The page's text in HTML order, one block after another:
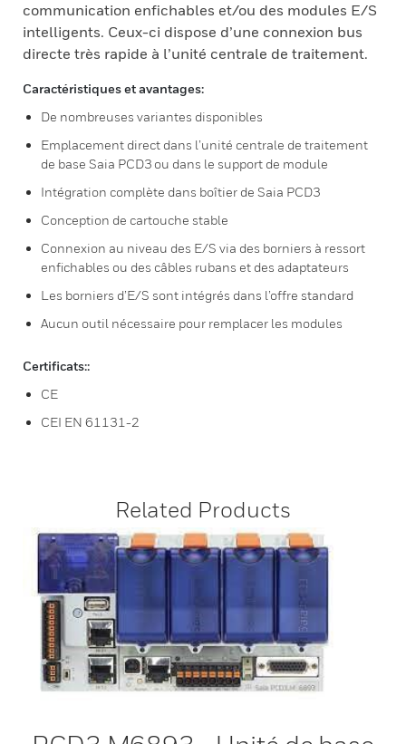
communication enfichables et/ou des modules E/S
intelligents. Ceux-ci dispose d’une connexion bus
directe très rapide à l’unité centrale de traitement.
Caractéristiques et avantages:
De nombreuses variantes disponibles
Emplacement direct dans l’unité centrale de traitement
de base Saia PCD3 ou dans le support de module
Intégration complète dans boîtier de Saia PCD3
Conception de cartouche stable
Connexion au niveau des E/S via des borniers à ressort
enfichables ou des câbles rubans et des adaptateurs
Les borniers d’E/S sont intégrés dans l’offre standard
Aucun outil nécessaire pour remplacer les modules
Certificats::
CE
CEI EN 61131-2
Related Products